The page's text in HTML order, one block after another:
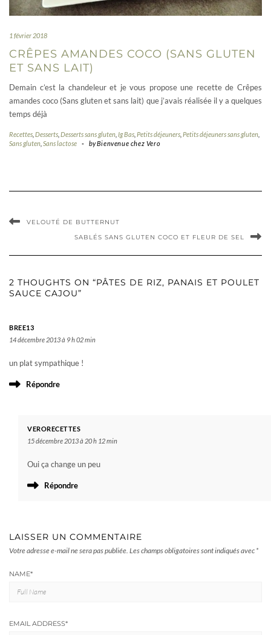
1 février 2018
CRÊPES AMANDES COCO (SANS GLUTEN
ET SANS LAIT)
Demain c’est la chandeleur et je vous propose une recette de Crêpes
amandes coco (Sans gluten et sans lait) que j’avais réalisée il y a quelques
temps déjà
Recettes Desserts Desserts sans gluten Ig Bas Petits déjeuners Petits déjeuners sans gluten
Sans gluten Sans lactose - byBienvenue chez Vero
VELOUTÉ DE BUTTERNUT
SABLÉS SANS GLUTEN COCO ET FLEUR DE SEL
2 THOUGHTS ON “PÂTES DE RIZ, PANAIS ET POULET
SAUCE CAJOU”
BREE13
14 décembre 2013 à 9 h 02 min
un plat sympathique !
Répondre
VERORECETTES
15 décembre 2013 à 20 h 12 min
Oui ça change un peu
Répondre
LAISSER UN COMMENTAIRE
Votre adresse e-mail ne sera pas publiée. Les champs obligatoires sont indiqués avec *
NAME*
EMAIL ADDRESS*